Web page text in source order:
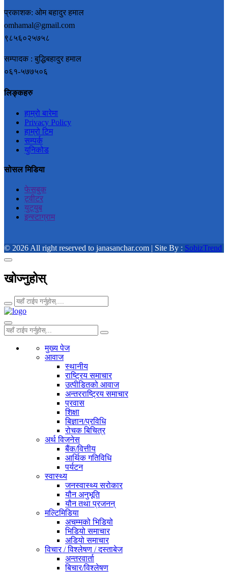
प्रकाशक: ओम बहादुर हमाल
omhamal@gmail.com
९८५६०२५७५८
सम्पादक : बुद्धिबहादुर हमाल
०६१-५७७५०६
लिङ्कहरु
हाम्रो बारेमा
Privacy Policy
हाम्रो टिम
सम्पर्क
युनिकोड
सोसल मिडिया
फेसबुक
ट्वीटर
युट्युब
इन्स्टाग्राम
© 2026 All right reserved to janasanchar.com | Site By : SobizTrend
खोज्नुहोस्
मुख्य पेज
आवाज
स्थानीय
राष्ट्रिय समाचार
उत्पीडितको आवाज
अन्तरराष्ट्रिय समाचार
प्रवास
शिक्षा
बिज्ञान/प्रविधि
रोचक बिचित्र
अर्थ विजनेस
बैंक/वित्तीय
आर्थिक गतिविधि
पर्यटन
स्वास्थ्य
जनस्वास्थ्य सरोकार
यौन अनुभूति
यौन तथा प्रजनन्
मल्टिमिडिया
अचम्मको भिडियो
भिडियो समाचार
अडियो समाचार
विचार / विश्लेषण / दस्ताबेज
अन्तरवार्ता
बिचार/विश्लेषण